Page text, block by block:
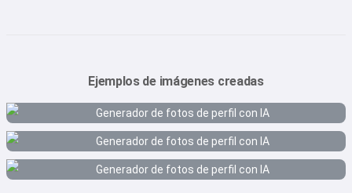
Ejemplos de imágenes creadas